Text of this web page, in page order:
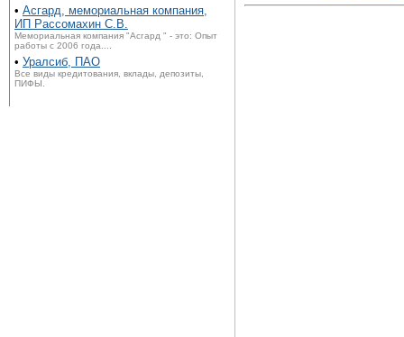
• Асгард, мемориальная компания,
ИП Рассомахин С.В.
Мемориальная компания "Асгард " - это: Опыт
работы с 2006 года....
• Уралсиб, ПАО
Все виды кредитования, вклады, депозиты,
ПИФЫ.